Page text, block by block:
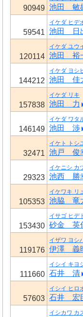
90949 池田 敏
59541
イケダ ヒデ
池田 日
120114
イケダ ユウ
池田 裕
144212
イケダ ヨシ
池田 佳
157838
イケダ リキ
池田 力
146149
イケダ ワタ
池田 渉
32471
イケト トシ
池戸 俊
29323
イケニシ カ
池西 勝
105353
イケワキ リ
池脇 竜
153430
イサゴ ヒデ
砂金 英
119176
イザワ ヨシ
伊澤 義
111660
イシイ キヨ
石井 清
57603
イシイ ヒロ
石井 宏
イシカワ カ